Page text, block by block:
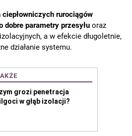
rurociągów
dobre parametry przesyłu oraz
a w efekcie długoletnie,
działanie systemu.